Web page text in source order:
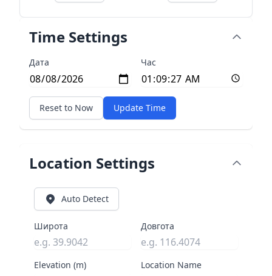
Time Settings
Дата Час
Reset to Now Update Time
Location Settings
Auto Detect
Широта Довгота
Elevation (m) Location Name